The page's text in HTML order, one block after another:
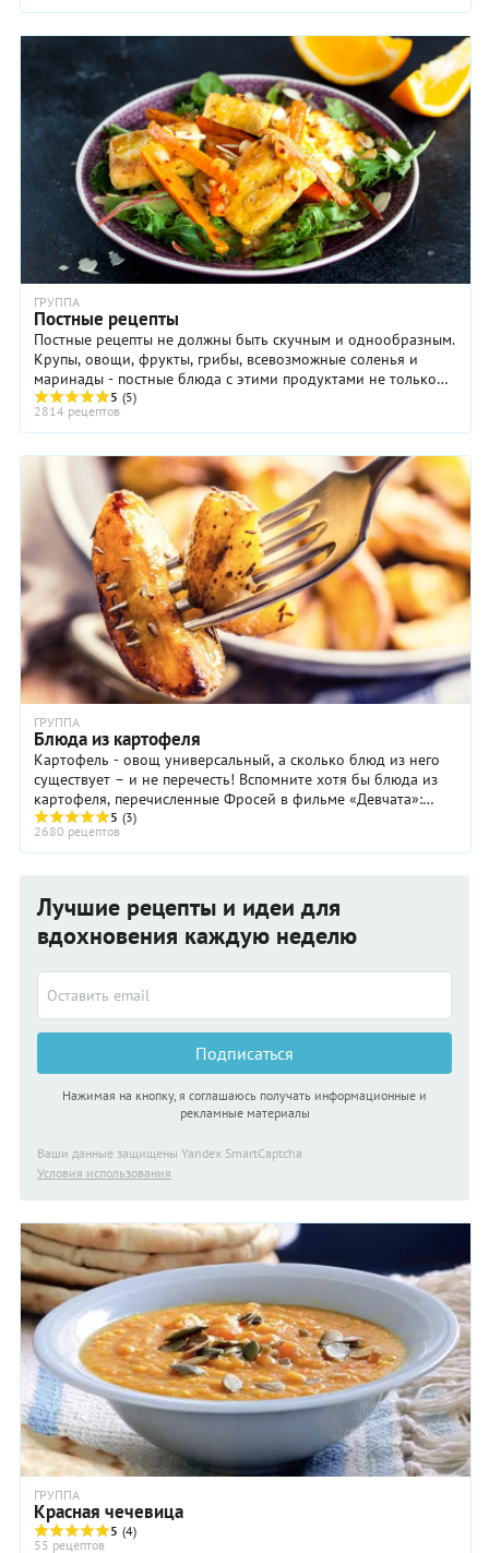
ГРУППА
Постные рецепты
Постные рецепты не должны быть скучным и однообразным.
Крупы, овощи, фрукты, грибы, всевозможные соленья и
маринады - постные блюда с этими продуктами не только
очень вкусны, но еще и полезны ...
5 (5)
2814 рецептов
ГРУППА
Блюда из картофеля
Картофель - овощ универсальный, а сколько блюд из него
существует – и не перечесть! Вспомните хотя бы блюда из
картофеля, перечисленные Фросей в фильме «Девчата»:
картошка жареная, отварная, пюре, ...
5 (3)
2680 рецептов
Лучшие рецепты и идеи для
вдохновения каждую неделю
Подписаться
Нажимая на кнопку, я соглашаюсь получать информационные и
рекламные материалы
Ваши данные защищены Yandex SmartCaptcha
Условия использования
ГРУППА
Красная чечевица
5 (4)
55 рецептов